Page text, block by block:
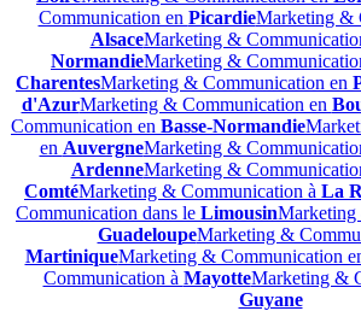
Communication en PicardieMarketing &
AlsaceMarketing &
NormandieMarketing &
CharentesMarketing & Communication en
d'AzurMarketing & Communication en
Communication en Basse-Normandie
en AuvergneMarketing &
ArdenneMarketing &
ComtéMarketing & Communication à La
Communication dans le LimousinMarketing
GuadeloupeMarketing &
MartiniqueMarketing & Communication
Communication à MayotteMarketing &
Guyane